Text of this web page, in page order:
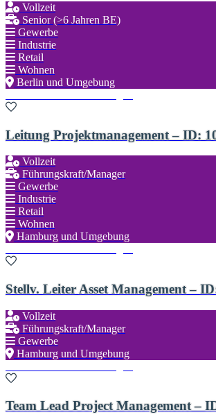
Vollzeit
Senior (>6 Jahren BE)
Gewerbe
Industrie
Retail
Wohnen
Berlin und Umgebung
Leitung Projektmanagement – ID:
Vollzeit
Führungskraft/Manager
Gewerbe
Industrie
Retail
Wohnen
Hamburg und Umgebung
Stellv. Leiter Asset Management –
Vollzeit
Führungskraft/Manager
Gewerbe
Hamburg und Umgebung
Team Lead Project Management –